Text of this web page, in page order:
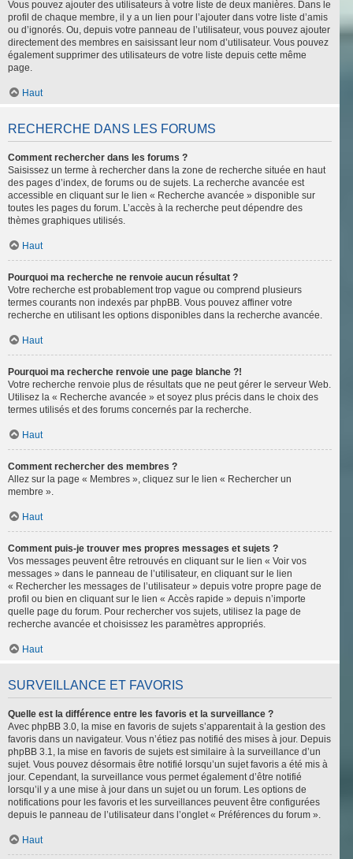
Vous pouvez ajouter des utilisateurs à votre liste de deux manières. Dans le
profil de chaque membre, il y a un lien pour l’ajouter dans votre liste d’amis
ou d’ignorés. Ou, depuis votre panneau de l’utilisateur, vous pouvez ajouter
directement des membres en saisissant leur nom d’utilisateur. Vous pouvez
également supprimer des utilisateurs de votre liste depuis cette même
page.
Haut
RECHERCHE DANS LES FORUMS
Comment rechercher dans les forums ?
Saisissez un terme à rechercher dans la zone de recherche située en haut
des pages d’index, de forums ou de sujets. La recherche avancée est
accessible en cliquant sur le lien « Recherche avancée » disponible sur
toutes les pages du forum. L’accès à la recherche peut dépendre des
thèmes graphiques utilisés.
Haut
Pourquoi ma recherche ne renvoie aucun résultat ?
Votre recherche est probablement trop vague ou comprend plusieurs
termes courants non indexés par phpBB. Vous pouvez affiner votre
recherche en utilisant les options disponibles dans la recherche avancée.
Haut
Pourquoi ma recherche renvoie une page blanche ?!
Votre recherche renvoie plus de résultats que ne peut gérer le serveur Web.
Utilisez la « Recherche avancée » et soyez plus précis dans le choix des
termes utilisés et des forums concernés par la recherche.
Haut
Comment rechercher des membres ?
Allez sur la page « Membres », cliquez sur le lien « Rechercher un
membre ».
Haut
Comment puis-je trouver mes propres messages et sujets ?
Vos messages peuvent être retrouvés en cliquant sur le lien « Voir vos
messages » dans le panneau de l’utilisateur, en cliquant sur le lien
« Rechercher les messages de l’utilisateur » depuis votre propre page de
profil ou bien en cliquant sur le lien « Accès rapide » depuis n’importe
quelle page du forum. Pour rechercher vos sujets, utilisez la page de
recherche avancée et choisissez les paramètres appropriés.
Haut
SURVEILLANCE ET FAVORIS
Quelle est la différence entre les favoris et la surveillance ?
Avec phpBB 3.0, la mise en favoris de sujets s’apparentait à la gestion des
favoris dans un navigateur. Vous n’étiez pas notifié des mises à jour. Depuis
phpBB 3.1, la mise en favoris de sujets est similaire à la surveillance d’un
sujet. Vous pouvez désormais être notifié lorsqu’un sujet favoris a été mis à
jour. Cependant, la surveillance vous permet également d’être notifié
lorsqu’il y a une mise à jour dans un sujet ou un forum. Les options de
notifications pour les favoris et les surveillances peuvent être configurées
depuis le panneau de l’utilisateur dans l’onglet « Préférences du forum ».
Haut